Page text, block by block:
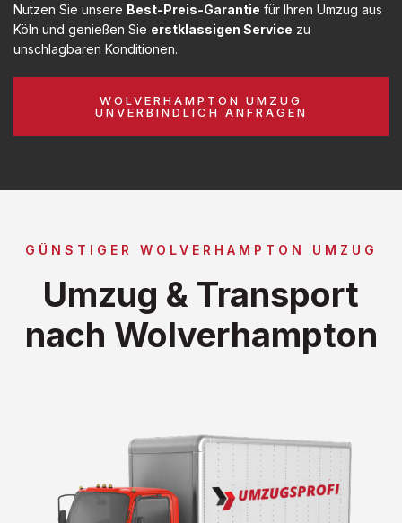
Nutzen Sie unsere Best-Preis-Garantie für Ihren Umzug aus
Köln und genießen Sie erstklassigen Service zu
unschlagbaren Konditionen.
WOLVERHAMPTON UMZUG
UNVERBINDLICH ANFRAGEN
GÜNSTIGER WOLVERHAMPTON UMZUG
Umzug & Transport
nach Wolverhampton